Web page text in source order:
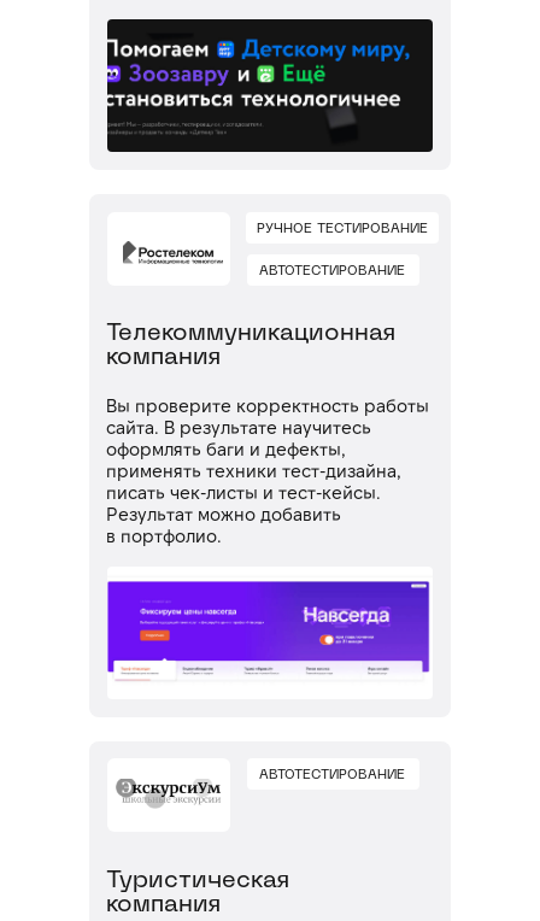
Телекоммуникационная
компания
Вы проверите корректность работы
сайта. В результате научитесь
оформлять баги и дефекты,
применять техники тест-дизайна,
писать чек-листы и тест-кейсы.
Результат можно добавить
в портфолио.
РУЧНОЕ ТЕСТИРОВАНИЕ
АВТОТЕСТИРОВАНИЕ
Туристическая
компания
АВТОТЕСТИРОВАНИЕ